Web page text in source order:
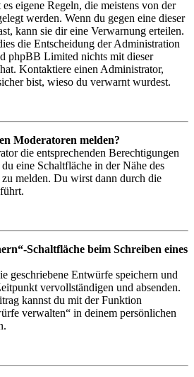
eigene Regeln, die meistens von der
werden. Wenn du gegen eine dieser
kann sie dir eine Verwarnung erteilen.
die Entscheidung der Administration
phpBB Limited nichts mit dieser
Kontaktiere einen Administrator,
bist, wieso du verwarnt wurdest.
Moderatoren melden?
die entsprechenden Berechtigungen
eine Schaltfläche in der Nähe des
melden. Du wirst dann durch die
Schaltfläche beim Schreiben eines
geschriebene Entwürfe speichern und
vervollständigen und absenden.
kannst du mit der Funktion
verwalten“ in deinem persönlichen